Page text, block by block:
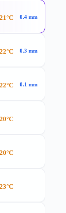
21°C 0.4 mm
22°C 0.3 mm
22°C 0.1 mm
20°C
20°C
23°C